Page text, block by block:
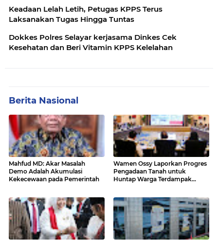
Keadaan Lelah Letih, Petugas KPPS Terus
Laksanakan Tugas Hingga Tuntas
Dokkes Polres Selayar kerjasama Dinkes Cek
Kesehatan dan Beri Vitamin KPPS Kelelahan
Berita Nasional
Mahfud MD: Akar Masalah
Demo Adalah Akumulasi
Kekecewaan pada Pemerintah
Wamen Ossy Laporkan Progres
Pengadaan Tanah untuk
Huntap Warga Terdampak